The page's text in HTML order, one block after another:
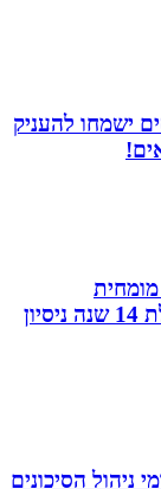
להעניק
להתנהלות כלכלית ויעוץ פנסיוני, בעלת 14 שנה ניסיון
הסיכונים